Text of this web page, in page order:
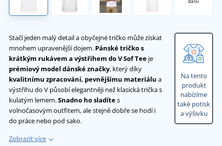
Stačí jeden malý detail a obyčejné tričko může získat
mnohem upravenější dojem. Pánské tričko s
krátkým rukávem a výstřihem do V Sof Tee je
prémiový model dánské značky, který díky
kvalitnímu zpracování, pevnějšímu materiálu a
výstřihu do V působí elegantněji než klasická trička s
kulatým lemem.Snadno ho sladítes
volnočasovým outfitem, ale stejně dobře se hodí i
do práce nebo pod sako.
Zobrazit více
Na tento
produkt
nabízíme
také potisk
a výšivku